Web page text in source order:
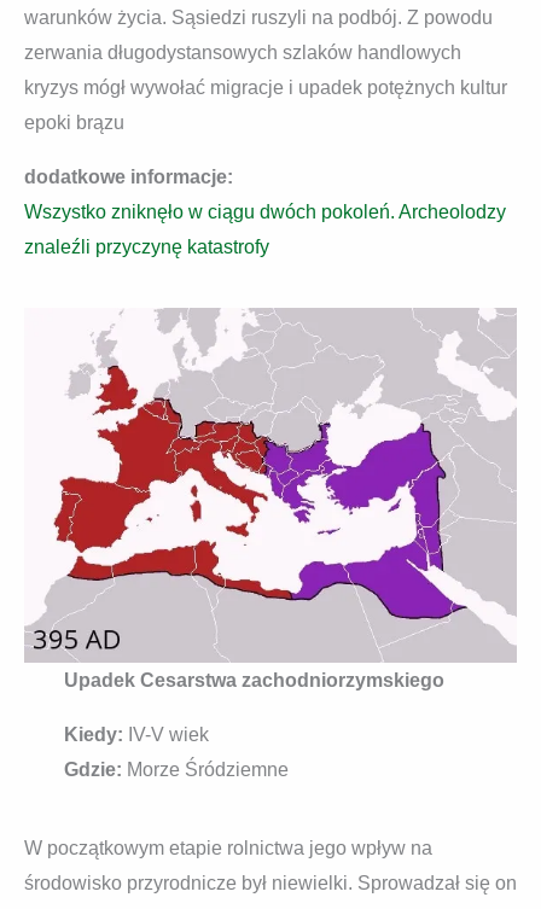
warunków życia. Sąsiedzi ruszyli na podbój. Z powodu
zerwania długodystansowych szlaków handlowych
kryzys mógł wywołać migracje i upadek potężnych kultur
epoki brązu
dodatkowe informacje:
Wszystko zniknęło w ciągu dwóch pokoleń. Archeolodzy
znaleźli przyczynę katastrofy
Upadek Cesarstwa zachodniorzymskiego
Kiedy: IV-V wiek
Gdzie: Morze Śródziemne
W początkowym etapie rolnictwa jego wpływ na
środowisko przyrodnicze był niewielki. Sprowadzał się on